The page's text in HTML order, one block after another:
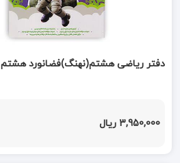
دفتر ریاضی هشتم(نهنگ)فضانورد هشتم
3,950,000 ریال